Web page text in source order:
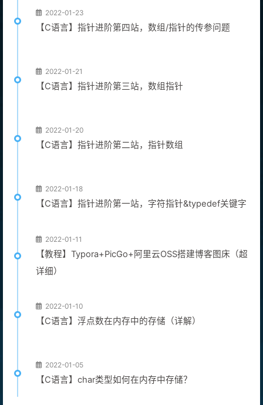
2022-01-23
【C语言】指针进阶第四站，数组/指针的传参问题
2022-01-21
【C语言】指针进阶第三站，数组指针
2022-01-20
【C语言】指针进阶第二站，指针数组
2022-01-18
【C语言】指针进阶第一站，字符指针&typedef关键字
2022-01-11
【教程】Typora+PicGo+阿里云OSS搭建博客图床（超
详细）
2022-01-10
【C语言】浮点数在内存中的存储（详解）
2022-01-05
【C语言】char类型如何在内存中存储？